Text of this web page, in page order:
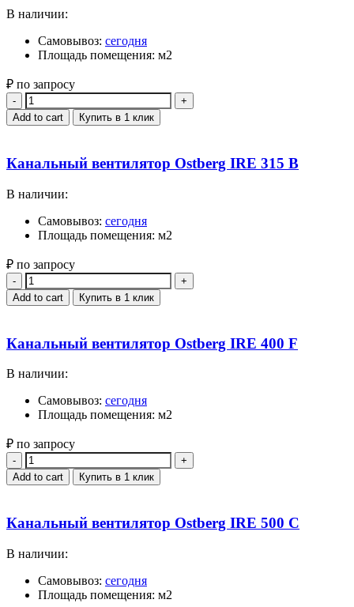
В наличии:
Самовывоз: сегодня
Площадь помещения: м2
₽ по запросу
Quantity
Add to cart Купить в 1 клик
Канальный вентилятор Ostberg IRE 315 B
В наличии:
Самовывоз: сегодня
Площадь помещения: м2
₽ по запросу
Quantity
Add to cart Купить в 1 клик
Канальный вентилятор Ostberg IRE 400 F
В наличии:
Самовывоз: сегодня
Площадь помещения: м2
₽ по запросу
Quantity
Add to cart Купить в 1 клик
Канальный вентилятор Ostberg IRE 500 C
В наличии:
Самовывоз: сегодня
Площадь помещения: м2